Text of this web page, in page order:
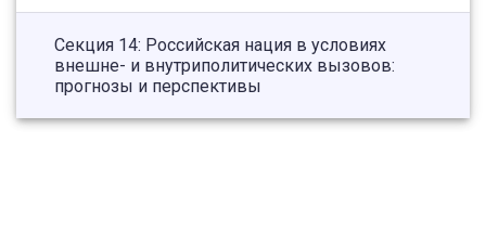
Секция 14: Российская нация в условиях
внешне- и внутриполитических вызовов:
прогнозы и перспективы